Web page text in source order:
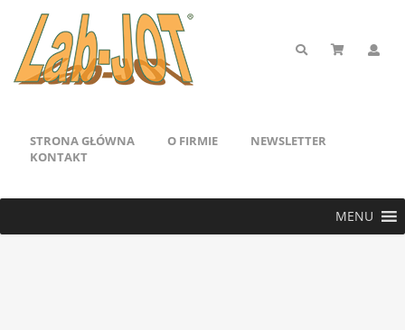
STRONA GŁÓWNA O FIRMIE
NEWSLETTER
KONTAKT
MENU